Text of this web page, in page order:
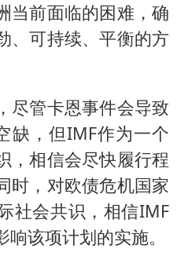
当前面临的困难，确
、可持续、平衡的方
尽管卡恩事件会导致
缺，但IMF作为一个
，相信会尽快履行程
时，对欧债危机国家
社会共识，相信IMF
该项计划的实施。